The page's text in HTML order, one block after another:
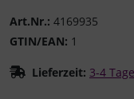
Art.Nr.: 4169935
GTIN/EAN: 1
Lieferzeit: 3-4 Tage